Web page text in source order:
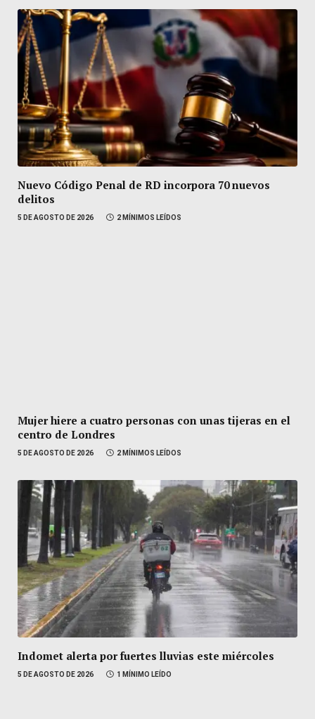
Nuevo Código Penal de RD incorpora 70 nuevos
delitos
5 DE AGOSTO DE 2026 2 MÍNIMOS LEÍDOS
Mujer hiere a cuatro personas con unas tijeras en el
centro de Londres
5 DE AGOSTO DE 2026 2 MÍNIMOS LEÍDOS
Indomet alerta por fuertes lluvias este miércoles
5 DE AGOSTO DE 2026 1 MÍNIMO LEÍDO